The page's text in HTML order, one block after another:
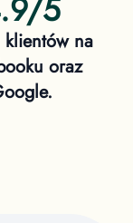
5
na
oraz